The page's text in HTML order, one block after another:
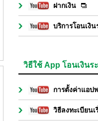
ฝากเงิน
บริการโอนเงิน
วิธีใช้ App โอนเงินร
การตั้งค่าแอป
วิธีลงทะเบียน